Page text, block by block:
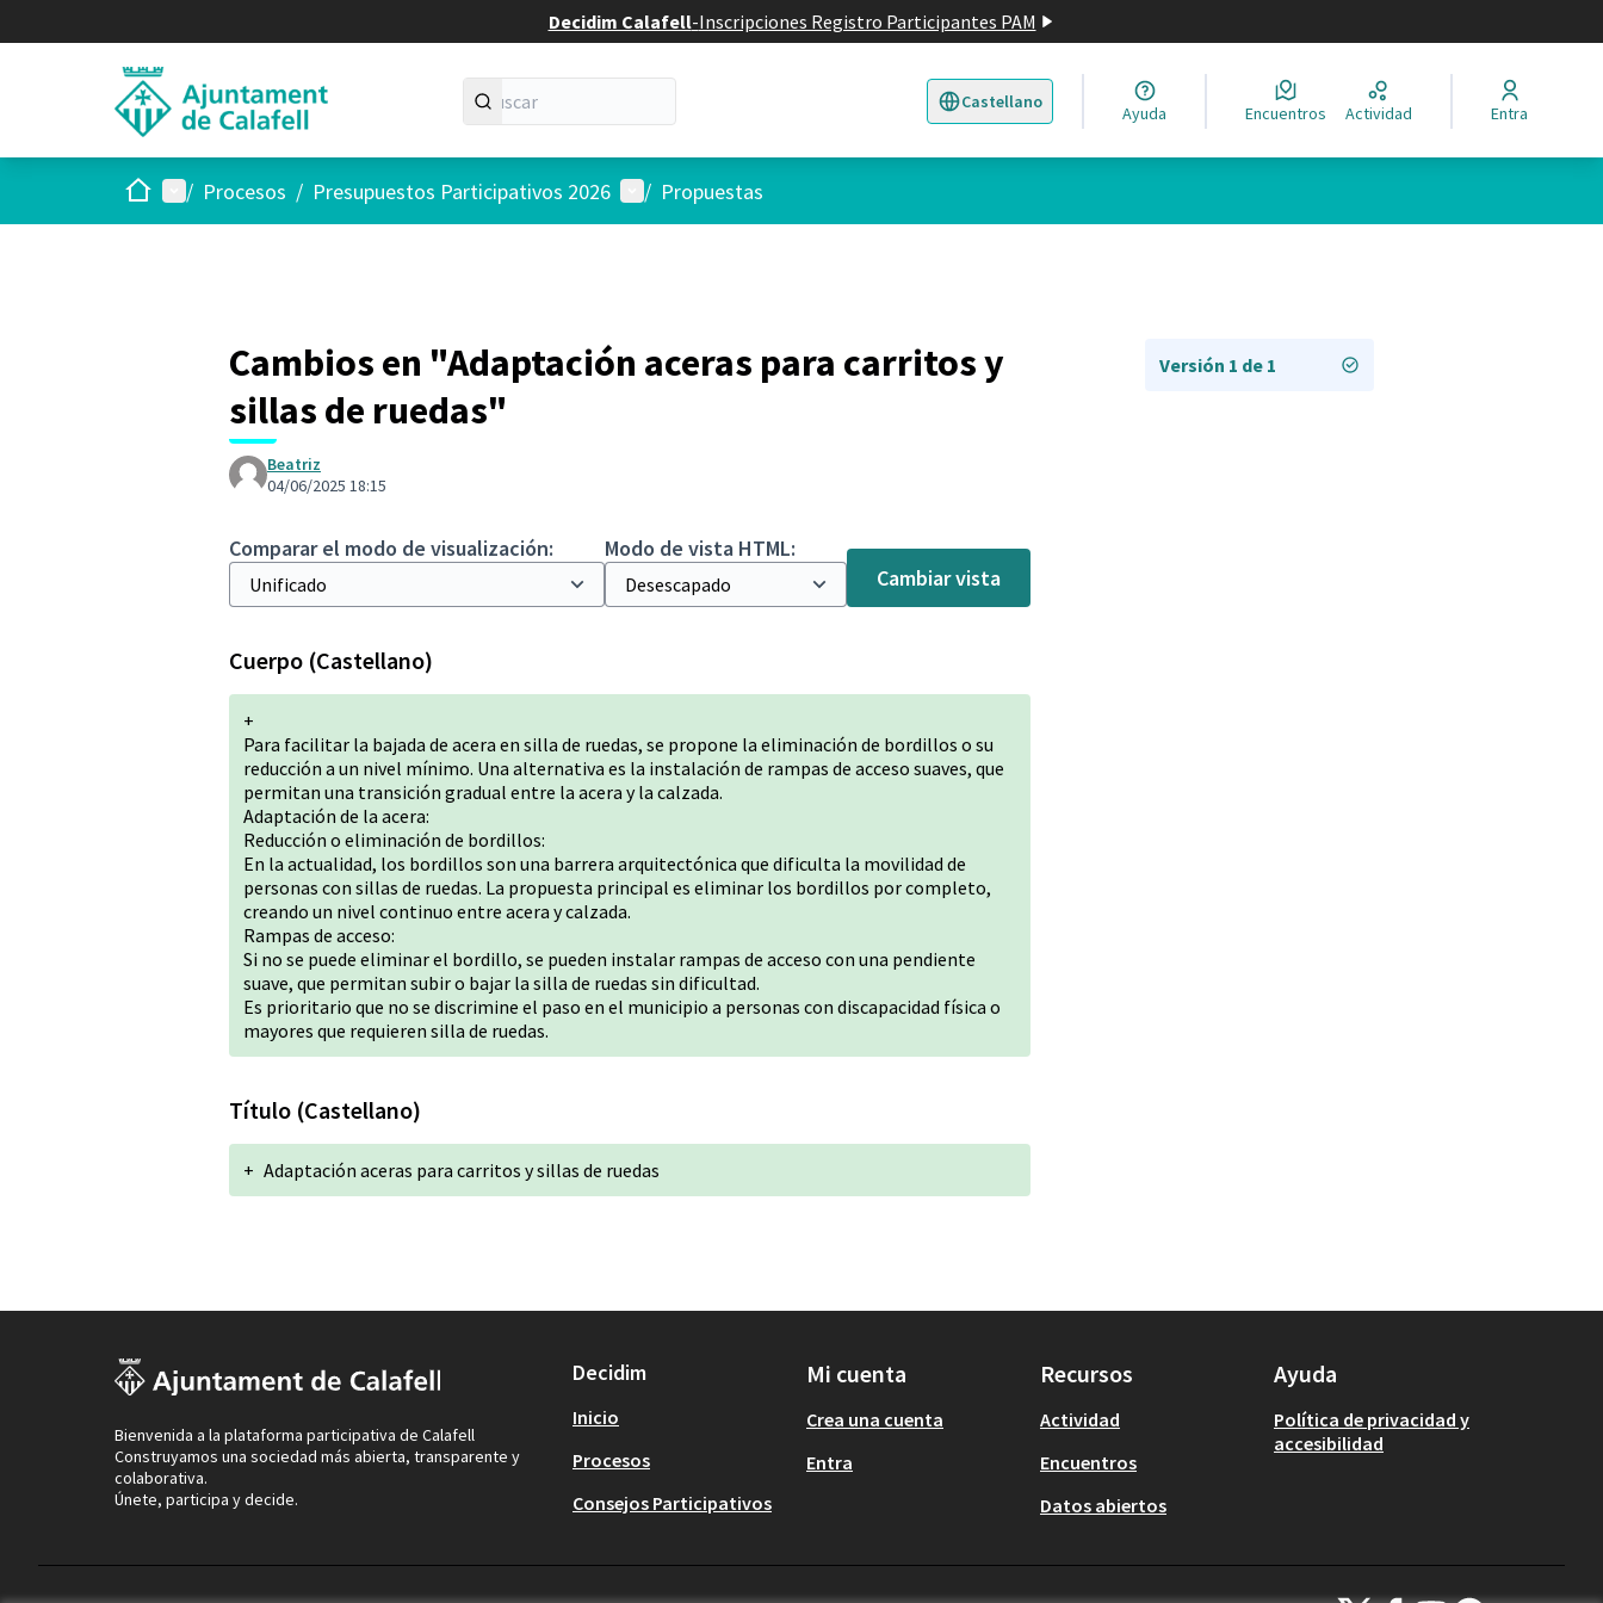
Decidim Calafell-Inscripciones Registro Participantes PAM
Castellano
Triar la llengua Elegir el idioma
Ayuda Encuentros Actividad Entra
InicioMenú principal
/ Procesos / Presupuestos Participativos 2026 Menú de usuario
/ Propuestas
Cambios en "Adaptación aceras para carritos y
sillas de ruedas"
Beatriz
04/06/2025 18:15
Comparar el modo de visualización:
Modo de vista HTML:
Cambiar vista
Cuerpo (Castellano)
+
Para facilitar la bajada de acera en silla de ruedas, se propone la eliminación de bordillos o su
reducción a un nivel mínimo. Una alternativa es la instalación de rampas de acceso suaves, que
permitan una transición gradual entre la acera y la calzada.
Adaptación de la acera:
Reducción o eliminación de bordillos:
En la actualidad, los bordillos son una barrera arquitectónica que dificulta la movilidad de
personas con sillas de ruedas. La propuesta principal es eliminar los bordillos por completo,
creando un nivel continuo entre acera y calzada.
Rampas de acceso:
Si no se puede eliminar el bordillo, se pueden instalar rampas de acceso con una pendiente
suave, que permitan subir o bajar la silla de ruedas sin dificultad.
Es prioritario que no se discrimine el paso en el municipio a personas con discapacidad física o
mayores que requieren silla de ruedas.
Título (Castellano)
+ Adaptación aceras para carritos y sillas de ruedas
Versión 1 de 1
Bienvenida a la plataforma participativa de Calafell
Construyamos una sociedad más abierta, transparente y
colaborativa.
Únete, participa y decide.
Decidim
Inicio
Procesos
Consejos Participativos
Mi cuenta
Crea una cuenta
Entra
Recursos
Actividad
Encuentros
Datos abiertos
Ayuda
Política de privacidad y
accesibilidad